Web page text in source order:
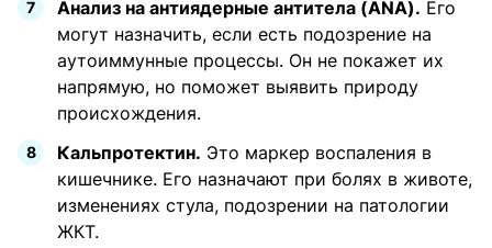
Анализ на антиядерные антитела (ANA). Его
могут назначить, если есть подозрение на
аутоиммунные процессы. Он не покажет их
напрямую, но поможет выявить природу
происхождения.
Кальпротектин. Это маркер воспаления в
кишечнике. Его назначают при болях в животе,
изменениях стула, подозрении на патологии
ЖКТ.